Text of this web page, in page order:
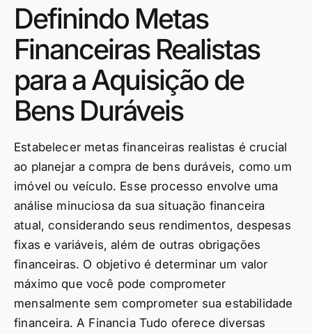
Definindo Metas
Financeiras Realistas
para a Aquisição de
Bens Duráveis
Estabelecer metas financeiras realistas é crucial
ao planejar a compra de bens duráveis, como um
imóvel ou veículo. Esse processo envolve uma
análise minuciosa da sua situação financeira
atual, considerando seus rendimentos, despesas
fixas e variáveis, além de outras obrigações
financeiras. O objetivo é determinar um valor
máximo que você pode comprometer
mensalmente sem comprometer sua estabilidade
financeira. A Financia Tudo oferece diversas